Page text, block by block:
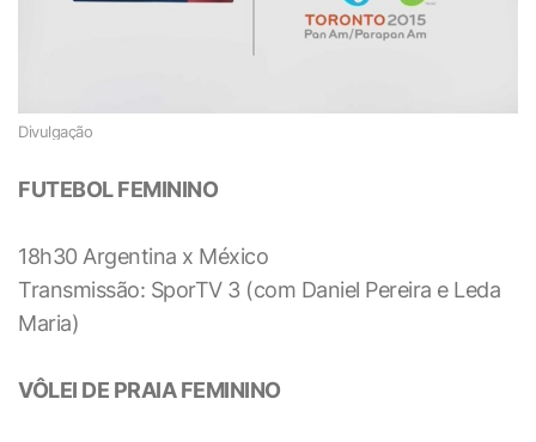
Divulgação
FUTEBOL FEMININO
18h30 Argentina x México
Transmissão: SporTV 3 (com Daniel Pereira e Leda
Maria)
VÔLEI DE PRAIA FEMININO